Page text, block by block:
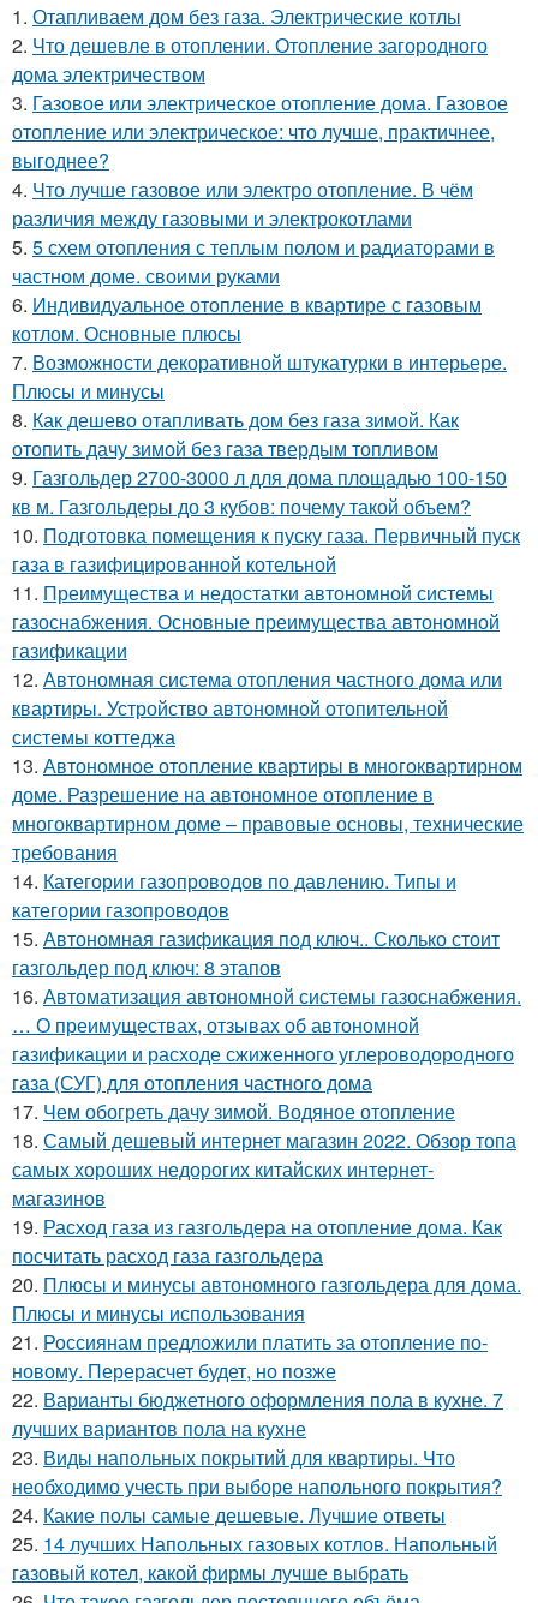
1. Отапливаем дом без газа. Электрические котлы
2. Что дешевле в отоплении. Отопление загородного
дома электричеством
3. Газовое или электрическое отопление дома. Газовое
отопление или электрическое: что лучше, практичнее,
выгоднее?
4. Что лучше газовое или электро отопление. В чём
различия между газовыми и электрокотлами
5. 5 схем отопления с теплым полом и радиаторами в
частном доме. своими руками
6. Индивидуальное отопление в квартире с газовым
котлом. Основные плюсы
7. Возможности декоративной штукатурки в интерьере.
Плюсы и минусы
8. Как дешево отапливать дом без газа зимой. Как
отопить дачу зимой без газа твердым топливом
9. Газгольдер 2700-3000 л для дома площадью 100-150
кв м. Газгольдеры до 3 кубов: почему такой объем?
10. Подготовка помещения к пуску газа. Первичный пуск
газа в газифицированной котельной
11. Преимущества и недостатки автономной системы
газоснабжения. Основные преимущества автономной
газификации
12. Автономная система отопления частного дома или
квартиры. Устройство автономной отопительной
системы коттеджа
13. Автономное отопление квартиры в многоквартирном
доме. Разрешение на автономное отопление в
многоквартирном доме – правовые основы, технические
требования
14. Категории газопроводов по давлению. Типы и
категории газопроводов
15. Автономная газификация под ключ.. Сколько стоит
газгольдер под ключ: 8 этапов
16. Автоматизация автономной системы газоснабжения.
… О преимуществах, отзывах об автономной
газификации и расходе сжиженного углероводородного
газа (СУГ) для отопления частного дома
17. Чем обогреть дачу зимой. Водяное отопление
18. Самый дешевый интернет магазин 2022. Обзор топа
самых хороших недорогих китайских интернет-
магазинов
19. Расход газа из газгольдера на отопление дома. Как
посчитать расход газа газгольдера
20. Плюсы и минусы автономного газгольдера для дома.
Плюсы и минусы использования
21. Россиянам предложили платить за отопление по-
новому. Перерасчет будет, но позже
22. Варианты бюджетного оформления пола в кухне. 7
лучших вариантов пола на кухне
23. Виды напольных покрытий для квартиры. Что
необходимо учесть при выборе напольного покрытия?
24. Какие полы самые дешевые. Лучшие ответы
25. 14 лучших Напольных газовых котлов. Напольный
газовый котел, какой фирмы лучше выбрать